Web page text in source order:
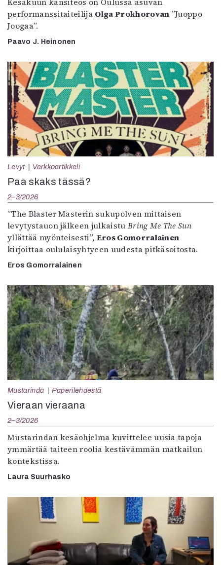
performanssitaiteilija Olga Prokhorovan ”Juoppo
Joogaa”.
Paavo J. Heinonen
Levyt Verkkoartikkeli
Paa skaks tässä?
2–3/2026
”The Blaster Masterin sukupolven mittaisen
levytystauon jälkeen julkaistu Bring Me The Sun
yllättää myönteisesti”, Eros Gomorralainen
kirjoittaa oululaisyhtyeen uudesta pitkäsoitosta.
Eros Gomorralainen
Mustarinda Paperilehdestä
Vieraan vieraana
2–3/2026
Mustarindan kesäohjelma kuvittelee uusia tapoja
ymmärtää taiteen roolia kestävämmän matkailun
kontekstissa.
Laura Suurhasko